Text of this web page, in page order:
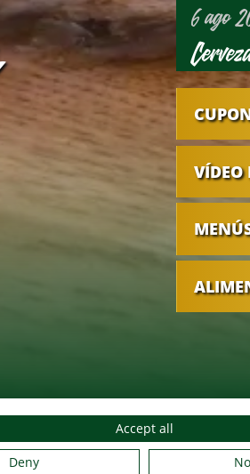
6 ago
VÍDEO
CÓMO LLEGAR
NUESTROS
Accept all
Deny